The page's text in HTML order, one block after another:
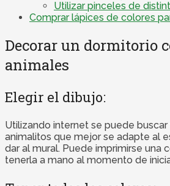
Utilizar pinceles de
Comprar lápices de colores
Decorar un dormitorio
animales
Elegir el dibujo:
Utilizando internet se puede
animalitos que mejor se adapte al
dar al mural. Puede imprimirse una
tenerla a mano al momento de